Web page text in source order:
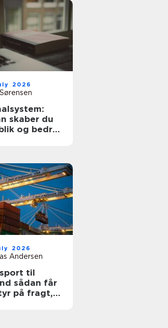
2026
skaber du
og bedre
2026
Andersen
til
får
på fragt,